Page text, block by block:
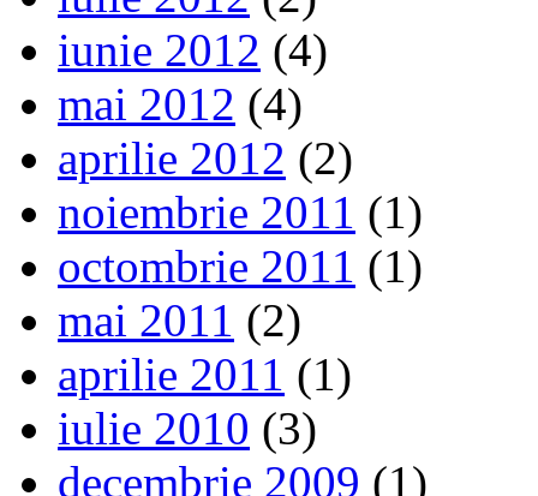
iunie 2012 (4)
mai 2012 (4)
aprilie 2012 (2)
noiembrie 2011 (1)
octombrie 2011 (1)
mai 2011 (2)
aprilie 2011 (1)
iulie 2010 (3)
decembrie 2009 (1)